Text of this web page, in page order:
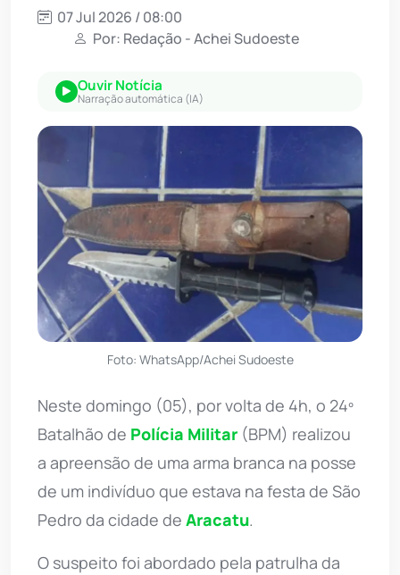
07 Jul 2026 / 08:00
Por: Redação - Achei Sudoeste
Ouvir Notícia
Narração automática (IA)
Foto: WhatsApp/Achei Sudoeste
Neste domingo (05), por volta de 4h, o 24º
Batalhão de Polícia Militar (BPM) realizou
a apreensão de uma arma branca na posse
de um indivíduo que estava na festa de São
Pedro da cidade de Aracatu.
O suspeito foi abordado pela patrulha da